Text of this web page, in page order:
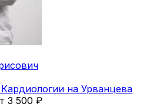
на Урванцева
3 500 ₽